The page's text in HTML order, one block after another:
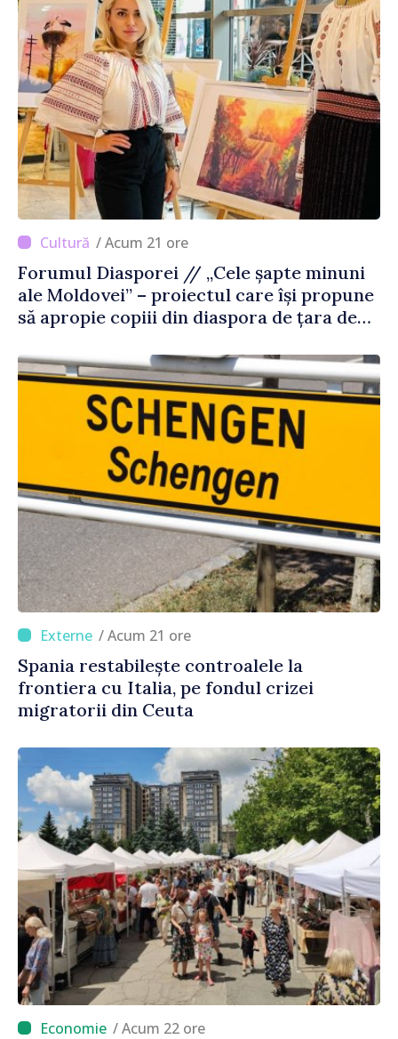
/ Acum 21 ore
Forumul Diasporei // „Cele șapte minuni
ale Moldovei” – proiectul care își propune
să apropie copiii din diaspora de țara de
/ Acum 21 ore
Spania restabilește controalele la
frontiera cu Italia, pe fondul crizei
migratorii din Ceuta
/ Acum 22 ore